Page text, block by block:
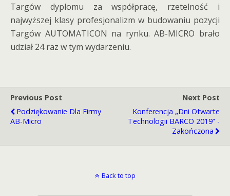
Targów dyplomu za współpracę, rzetelność i
najwyższej klasy profesjonalizm w budowaniu pozycji
Targów AUTOMATICON na rynku. AB-MICRO brało
udział 24 raz w tym wydarzeniu.
Previous Post
Podziękowanie Dla Firmy
AB-Micro
Next Post
Konferencja „Dni Otwarte
Technologii BARCO 2019” -
Zakończona
Back to top